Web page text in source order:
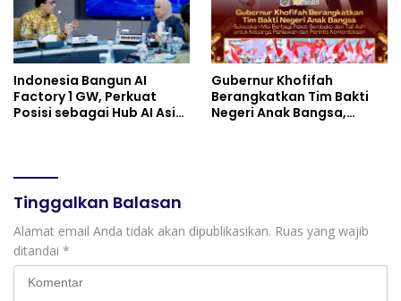
Indonesia Bangun AI
Factory 1 GW, Perkuat
Posisi sebagai Hub AI Asia
Gubernur Khofifah
Berangkatkan Tim Bakti
Negeri Anak Bangsa,
Tinggalkan Balasan
Alamat email Anda tidak akan dipublikasikan. Ruas yang wajib
ditandai *